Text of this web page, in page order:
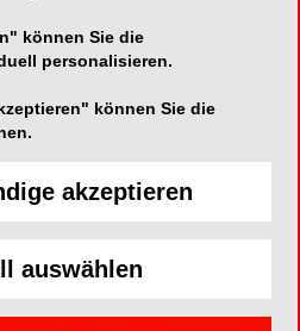
333
können Sie die
personalisieren.
können Sie die
akzeptieren
auswählen